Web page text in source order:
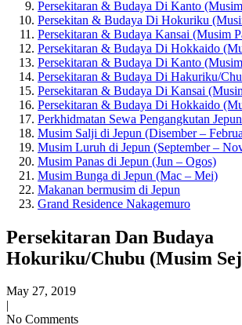
Persekitaran & Budaya Di Kanto
Persekitan & Budaya Di Hokuriku
Persekitaran & Budaya Kansai (Musim
Persekitaran & Budaya Di Hokkaido
Persekitaran & Budaya Di Kanto
Persekitaran & Budaya Di Hakuriku/
Persekitaran & Budaya Di Kansai
Persekitaran & Budaya Di Hokkaido
Perkhidmatan Sewa Pengangkutan Jepun
Musim Salji di Jepun (Disember –
Musim Luruh di Jepun (September –
Musim Panas di Jepun (Jun – Ogos)
Musim Bunga di Jepun (Mac – Mei)
Makanan bermusim di Jepun
Grand Residence Nakagemuro
Persekitaran Dan Budaya
Hokuriku/Chubu (Musim
May 27, 2019
|
No Comments